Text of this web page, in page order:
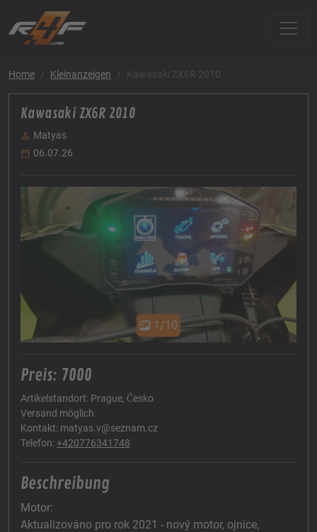
Home Kleinanzeigen Kawasaki ZX6R 2010
Kawasaki ZX6R 2010
Matyas
06.07.26
1/10
Preis: 7000
Artikelstandort: Prague, Česko
Versand möglich
Kontakt: matyas.v@seznam.cz
Telefon:+420776341748
Beschreibung
Motor:
Aktualizováno pro rok 2021 - nový motor, ojnice,